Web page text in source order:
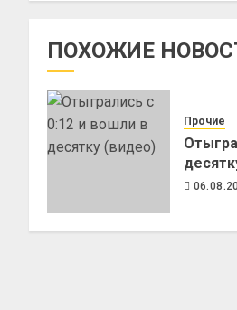
ПОХОЖИЕ
Прочие